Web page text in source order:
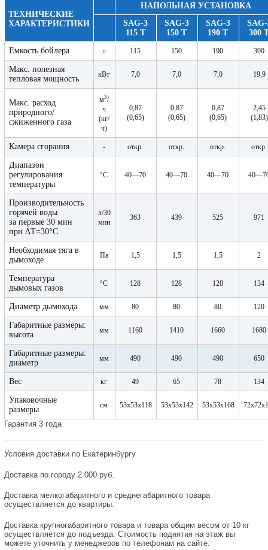
ТЕХНИЧЕСКИЕ
ХАРАКТЕРИСТИКИ
НАПОЛЬНАЯ УСТАНОВКА
SAG-3
115 T
SAG-3
150 T
SAG-3
190 T
300
Емкость бойлера
л 115 150 190 300
Макс. полезная
тепловая мощность
кВт 7,0 7,0 7,0 19,9
Макс. расход
природного/
сжиженного газа
м3/
ч
(кг/
ч)
0,87
(0,65)
0,87
(0,65)
0,87
(0,65)
2,45
(1,83)
Камера сгорания - откр. откр. откр. откр.
Диапазон
регулирования
температуры
°С 40—70 40—70 40—70
Производительность
горячей воды
за первые 30 мин
при ΔТ=30°С
л/30
мин
363 439 525 971
Необходимая тяга в
дымоходе
Па 1,5 1,5 1,5 2
Температура
дымовых газов
°С 128 128 128 134
Диаметр дымохода мм 80 80 80 120
Габаритные размеры:
высота
мм 1160 1410 1660 1680
Габаритные размеры:
диаметр
мм 490 490 490 650
Вес кг 49 65 78 134
Упаковочные
размеры
см 53x53x118 53x53x142 53x53x168
Гарантия 3 года
Условия доставки по Екатеринбургу
Доставка по городу 2 000 руб.
Доставка мелкогабаритного и среднегабаритного товара
осуществляется до квартиры.
Доставка крупногабаритного товара и товара общим весом от 10 кг
осуществляется до подъезда. Стоимость поднятия на этаж вы
можете уточнить у менеджеров по телефонам на сайте.